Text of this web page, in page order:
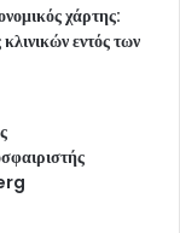
χάρτης:
εντός των